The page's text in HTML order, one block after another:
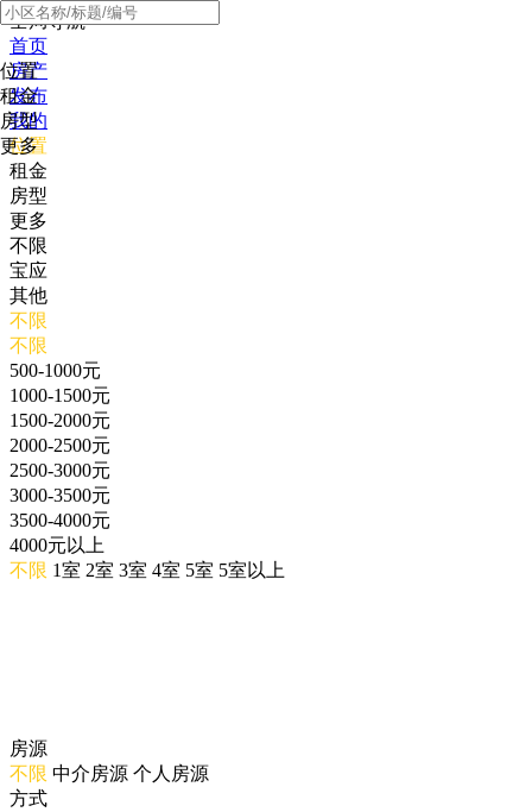
全局导航
首页
房产
发布
我的
位置
租金
房型
更多
位置
租金
房型
更多
不限
宝应
其他
不限
不限
500-1000元
1000-1500元
1500-2000元
2000-2500元
2500-3000元
3000-3500元
3500-4000元
4000元以上
不限 1室 2室 3室 4室 5室 5室以上
房源
不限 中介房源 个人房源
方式